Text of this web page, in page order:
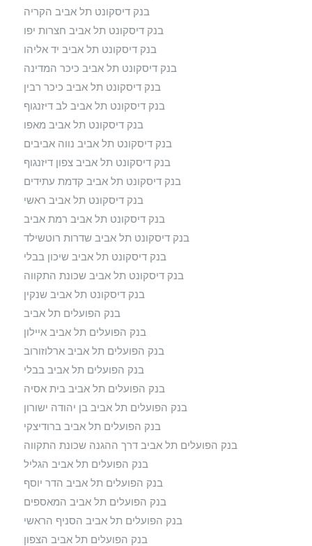
בנק דיסקונט תל אביב הקריה
בנק דיסקונט תל אביב חצרות יפו
בנק דיסקונט תל אביב יד אליהו
בנק דיסקונט תל אביב כיכר המדינה
בנק דיסקונט תל אביב כיכר רבין
בנק דיסקונט תל אביב לב דיזנגוף
בנק דיסקונט תל אביב מאפו
בנק דיסקונט תל אביב נווה אביבים
בנק דיסקונט תל אביב צפון דיזנגוף
בנק דיסקונט תל אביב קדמת עתידים
בנק דיסקונט תל אביב ראשי
בנק דיסקונט תל אביב רמת אביב
בנק דיסקונט תל אביב שדרות רוטשילד
בנק דיסקונט תל אביב שיכון בבלי
בנק דיסקונט תל אביב שכונת התקווה
בנק דיסקונט תל אביב שנקין
בנק הפועלים תל אביב
בנק הפועלים תל אביב איילון
בנק הפועלים תל אביב ארלוזורוב
בנק הפועלים תל אביב בבלי
בנק הפועלים תל אביב בית אסיה
בנק הפועלים תל אביב בן יהודה ישורון
בנק הפועלים תל אביב ברודיצקי
בנק הפועלים תל אביב דרך ההגנה שכונת התקווה
בנק הפועלים תל אביב הגליל
בנק הפועלים תל אביב הדר יוסף
בנק הפועלים תל אביב המאספים
בנק הפועלים תל אביב הסניף הראשי
בנק הפועלים תל אביב הצפון